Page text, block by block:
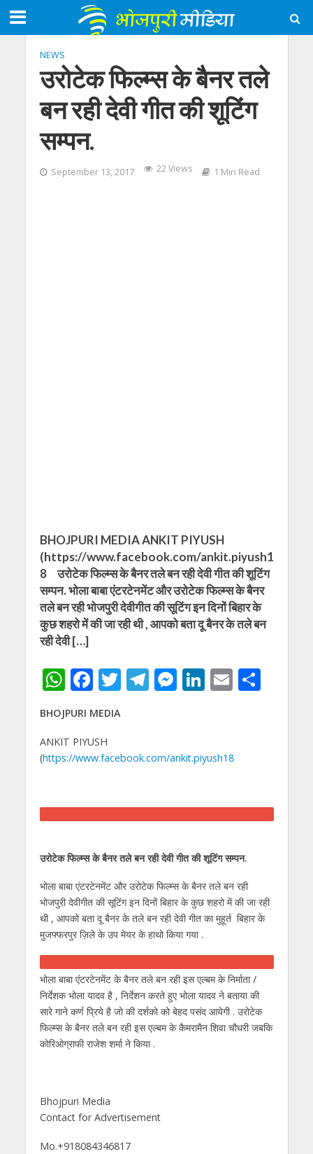
NEWS
उरोटेक फिल्म्स के बैनर तले
बन रही देवी गीत की शूटिंग
सम्पन.
September 13, 2017 22 Views 1 Min Read
BHOJPURI MEDIA ANKIT PIYUSH
(https://www.facebook.com/ankit.piyush1
8 उरोटेक फिल्म्स के बैनर तले बन रही देवी गीत की शूटिंग
सम्पन. भोला बाबा एंटरटेनमेंट और उरोटेक फिल्म्स के बैनर
तले बन रही भोजपुरी देवीगीत की सूटिंग इन दिनों बिहार के
कुछ शहरो में की जा रही थी , आपको बता दू बैनर के तले बन
रही देवी […]
W
h
at
s
A
p
F
ac
e
b
o
k
T
itt
er
T
gr
a
M
e
n
er
Li
dI
E
l
S
BHOJPURI MEDIA
ANKIT PIYUSH
(https://www.facebook.com/ankit.piyush18
उरोटेक फिल्म्स के बैनर तले बन रही देवी गीत की शूटिंग सम्पन.
भोला बाबा एंटरटेनमेंट और उरोटेक फिल्म्स के बैनर तले बन रही
भोजपुरी देवीगीत की सूटिंग इन दिनों बिहार के कुछ शहरो में की जा रही
थी , आपको बता दू बैनर के तले बन रही देवी गीत का मुहूर्त बिहार के
मुजफ्फरपुर ज़िले के उप मेयर के हाथो किया गया .
भोला बाबा एंटरटेनमेंट के बैनर तले बन रही इस एल्बम के निर्माता /
निर्देशक भोला यादव है , निर्देशन करते हुए भोला यादव ने बताया की
सारे गाने कर्ण प्रिये है जो की दर्शको को बेहद पसंद आयेगी . उरोटेक
फिल्म्स के बैनर तले बन रही इस एल्बम के कैमरामैन शिवा चौधरी जबकि
कोरिओग्राफी राजेश शर्मा ने किया .
Bhojpuri Media
Contact for Advertisement
Mo.+918084346817